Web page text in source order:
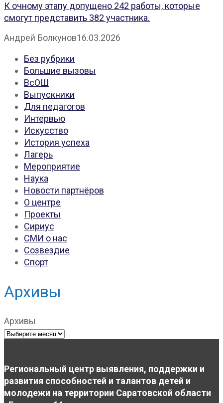
К очному этапу допущено 242 работы, которые
смогут представить 382 участника.
Андрей Болкунов16.03.2026
Без рубрики
Большие вызовы
ВсОШ
Выпускники
Для педагогов
Интервью
Искусство
История успеха
Лагерь
Мероприятие
Наука
Новости партнёров
О центре
Проекты
Сириус
СМИ о нас
Созвездие
Спорт
Архивы
Архивы
Региональный центр выявления, поддержки и
развития способностей и талантов детей и
молодежи на территории Саратовской области